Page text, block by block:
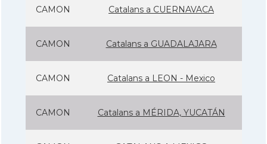
CAMON Catalans a CUERNAVACA
CAMON Catalans a GUADALAJARA
CAMON Catalans a LEON - Mexico
CAMON Catalans a MÉRIDA, YUCATÁN